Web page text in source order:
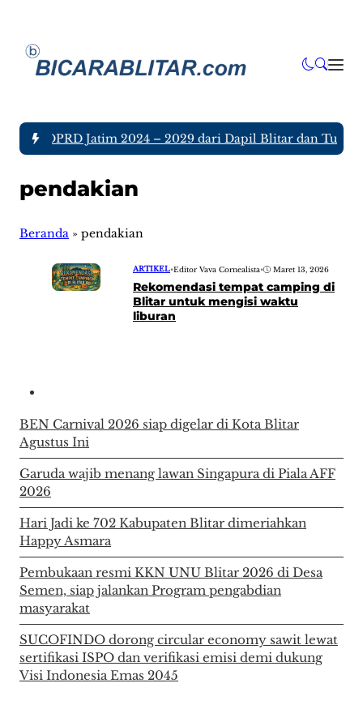
DPRD Jatim 2024 – 2029 dari Dapil Blitar dan
pendakian
Beranda » pendakian
ARTIKEL•Editor Vava Cornealista• Maret 13, 2026
Rekomendasi tempat camping di
Blitar untuk mengisi waktu
liburan
BEN Carnival 2026 siap digelar di Kota Blitar
Agustus Ini
Garuda wajib menang lawan Singapura di Piala AFF
2026
Hari Jadi ke 702 Kabupaten Blitar dimeriahkan
Happy Asmara
Pembukaan resmi KKN UNU Blitar 2026 di Desa
Semen, siap jalankan Program pengabdian
masyarakat
SUCOFINDO dorong circular economy sawit lewat
sertifikasi ISPO dan verifikasi emisi demi dukung
Visi Indonesia Emas 2045